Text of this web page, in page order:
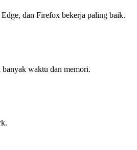
dan Firefox bekerja paling baik.
waktu dan memori.